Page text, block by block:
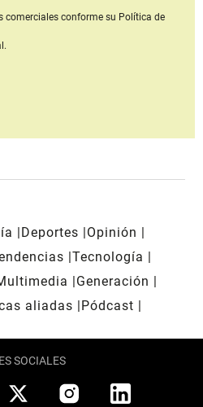
comerciales conforme su Política de
Deportes
Opinión
Tecnología
Generación
aliadas
Pódcast
SOCIALES